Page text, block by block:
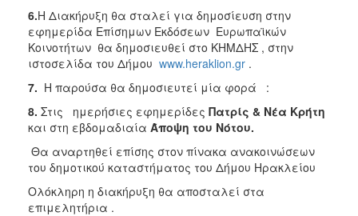
6.Η Διακήρυξη θα σταλεί για δημοσίευση στην
εφημερίδα Επίσημων Εκδόσεων Ευρωπαϊκών
Κοινοτήτων θα δημοσιευθεί στο ΚΗΜΔΗΣ , στην
ιστοσελίδα του Δήμου www.heraklion.gr .
7. Η παρούσα θα δημοσιευτεί μία φορά :
8. Στις ημερήσιες εφημερίδες Πατρίς & Νέα Κρήτη
και στη εβδομαδιαία Άποψη του Νότου.
Θα αναρτηθεί επίσης στον πίνακα ανακοινώσεων
του δημοτικού καταστήματος του Δήμου Ηρακλείου
Ολόκληρη η διακήρυξη θα αποσταλεί στα
επιμελητήρια .